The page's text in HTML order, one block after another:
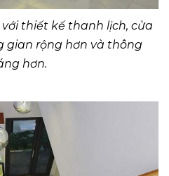
thiết kế thanh lịch, cửa
gian rộng hơn và thông
hơn.